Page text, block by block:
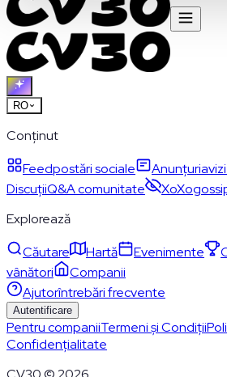
RO
Conținut
Feedpostări sociale Anunțuri
DiscuțiiQ&A comunitate XoXo
Explorează
Căutare
Hartă Evenimente
vânători
Companii
Ajutorîntrebări frecvente
Autentificare
Pentru companiiTermeni și Condiții
Confidențialitate